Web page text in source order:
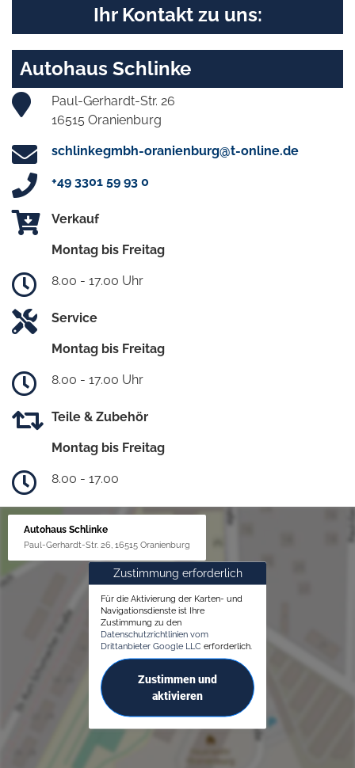
Ihr Kontakt zu uns:
Autohaus Schlinke
Paul-Gerhardt-Str. 26
16515 Oranienburg
schlinkegmbh-oranienburg@t-online.de
+49 3301 59 93 0
Verkauf
Montag bis Freitag
8.00 - 17.00 Uhr
Service
Montag bis Freitag
8.00 - 17.00 Uhr
Teile & Zubehör
Montag bis Freitag
8.00 - 17.00
Autohaus Schlinke
Paul-Gerhardt-Str. 26, 16515 Oranienburg
Zustimmung erforderlich
Für die Aktivierung der Karten- und
Navigationsdienste ist Ihre
Zustimmung zu den
Datenschutzrichtlinien vom
Drittanbieter Google LLC erforderlich.
Zustimmen und
aktivieren